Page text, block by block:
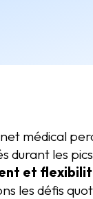
médical
durant les
et
les défis